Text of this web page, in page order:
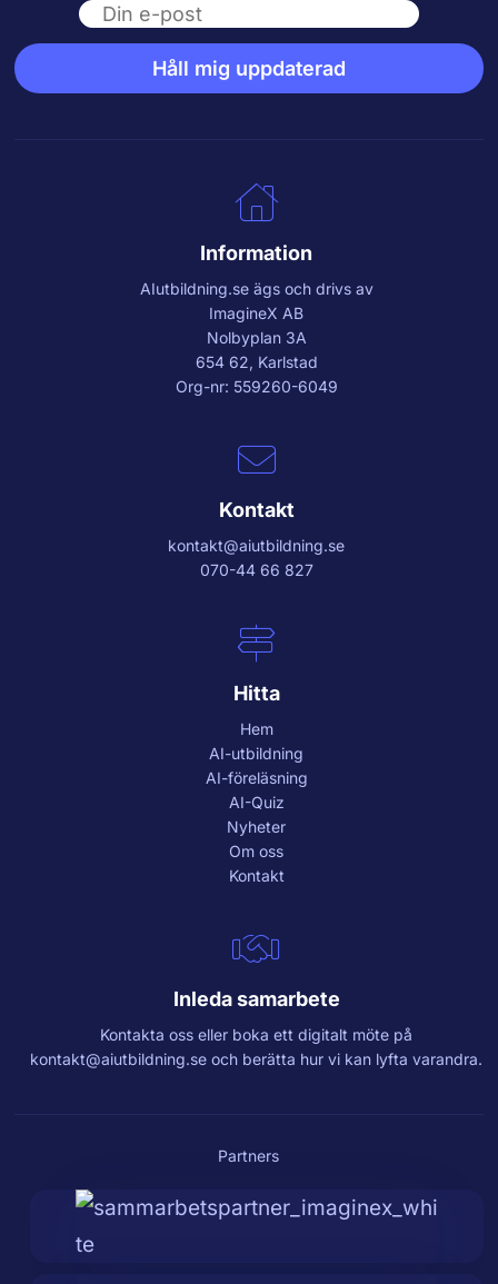
Email
Håll mig uppdaterad
Information
AIutbildning.seägs och drivs av
ImagineX AB
Nolbyplan 3A
654 62, Karlstad
Org-nr: 559260-6049
Kontakt
kontakt@aiutbildning.se
070-44 66 827
Hitta
Hem
AI-utbildning
AI-föreläsning
AI-Quiz
Nyheter
Om oss
Kontakt
Inleda samarbete
Kontakta oss eller boka ett digitalt möte på
kontakt@aiutbildning.se och berätta hur vi kan lyfta varandra.
Partners